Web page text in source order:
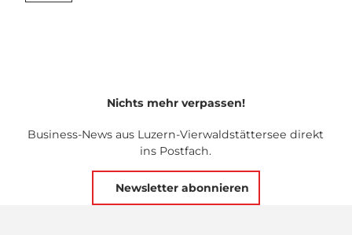
Nichts mehr verpassen!
Business-News aus Luzern-Vierwaldstättersee direkt
ins Postfach.
Newsletter abonnieren